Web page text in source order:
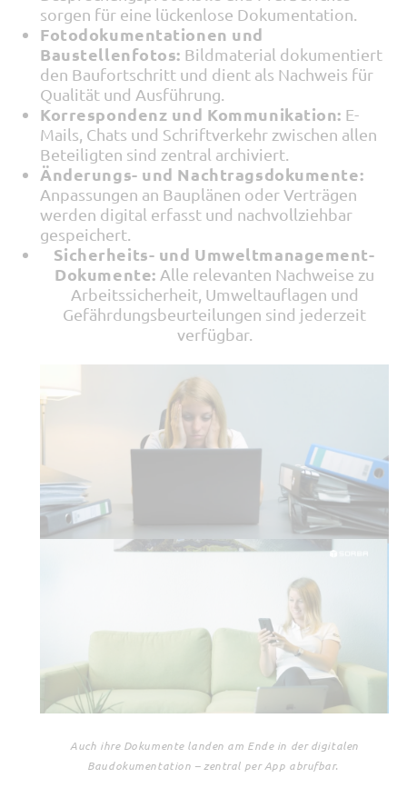
sorgen für eine lückenlose Dokumentation.
Fotodokumentationen und
Baustellenfotos: Bildmaterial dokumentiert
den Baufortschritt und dient als Nachweis für
Qualität und Ausführung.
Korrespondenz und Kommunikation: E-
Mails, Chats und Schriftverkehr zwischen allen
Beteiligten sind zentral archiviert.
Änderungs- und Nachtragsdokumente:
Anpassungen an Bauplänen oder Verträgen
werden digital erfasst und nachvollziehbar
gespeichert.
Sicherheits- und Umweltmanagement-
Dokumente: Alle relevanten Nachweise zu
Arbeitssicherheit, Umweltauflagen und
Gefährdungsbeurteilungen sind jederzeit
verfügbar.
Auch ihre Dokumente landen am Ende in der digitalen
Baudokumentation – zentral per App abrufbar.